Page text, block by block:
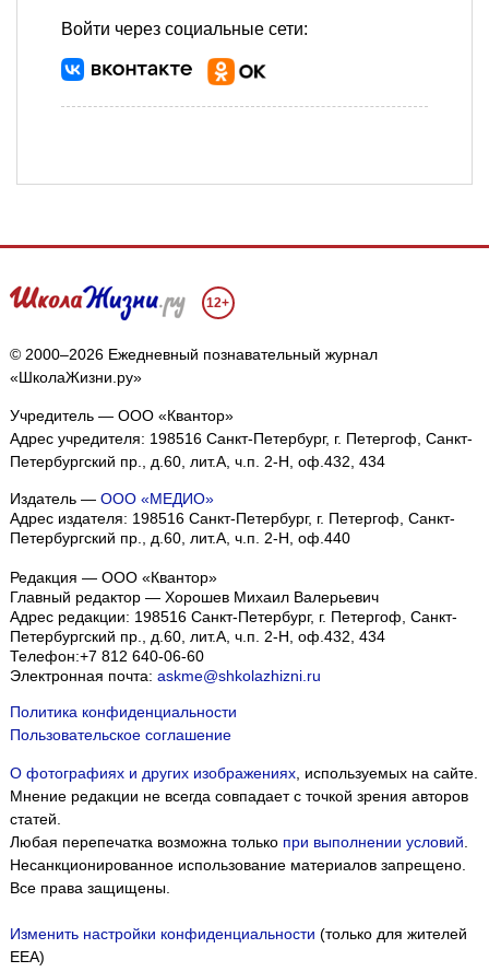
Войти через социальные сети:
12+
© 2000–2026 Ежедневный познавательный журнал
«ШколаЖизни.ру»
Учредитель — ООО «Квантор»
Адрес учредителя: 198516 Санкт-Петербург, г. Петергоф, Санкт-
Петербургский пр., д.60, лит.А, ч.п. 2-Н, оф.432, 434
Издатель — ООО «МЕДИО»
Адрес издателя: 198516 Санкт-Петербург, г. Петергоф, Санкт-
Петербургский пр., д.60, лит.А, ч.п. 2-Н, оф.440
Редакция — ООО «Квантор»
Главный редактор — Хорошев Михаил Валерьевич
Адрес редакции: 198516 Санкт-Петербург, г. Петергоф Санкт-
Петербургский пр., д.60, лит.А, ч.п. 2-Н, оф.432, 434
Телефон:+7 812 640-06-60
Электронная почта: askme@shkolazhizni.ru
Политика конфиденциальности
Пользовательское соглашение
О фотографиях и других изображениях, используемых на сайте.
Мнение редакции не всегда совпадает с точкой зрения авторов
статей.
Любая перепечатка возможна только при выполнении условий
Несанкционированное использование материалов запрещено.
Все права защищены.
Изменить настройки конфиденциальности (только для жителей
EEA)